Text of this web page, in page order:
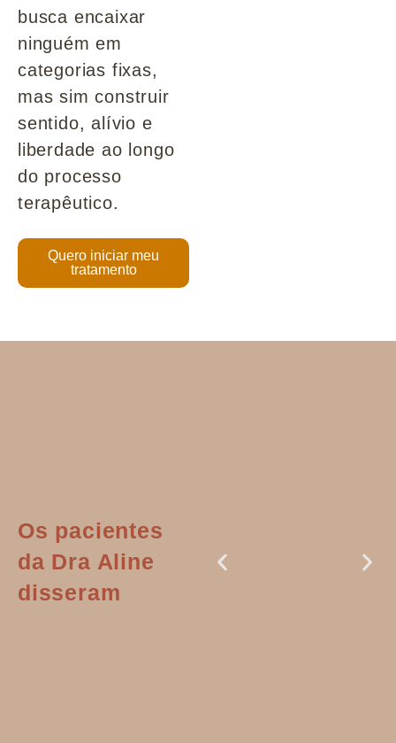
busca encaixar
ninguém em
categorias fixas,
mas sim construir
sentido, alívio e
liberdade ao longo
do processo
terapêutico.
Quero iniciar meu
tratamento
Os pacientes
da Dra Aline
disseram